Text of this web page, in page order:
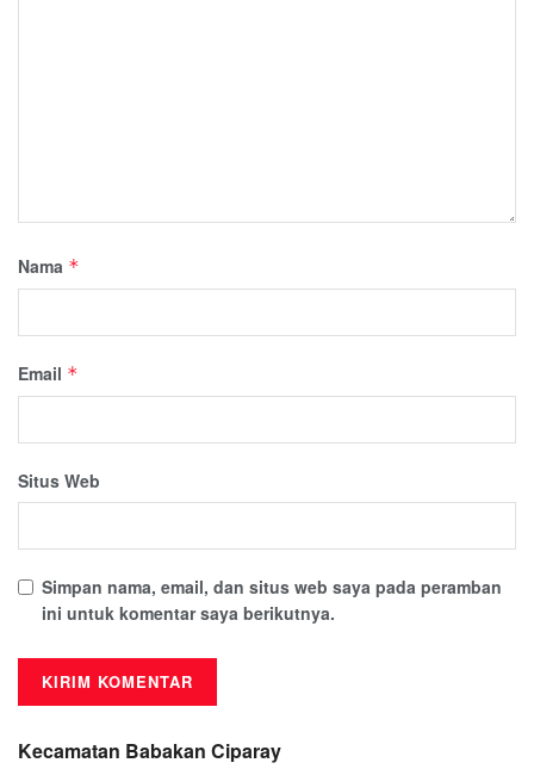
Nama *
Email *
Situs Web
Simpan nama, email, dan situs web saya pada peramban
ini untuk komentar saya berikutnya.
Kecamatan Babakan Ciparay